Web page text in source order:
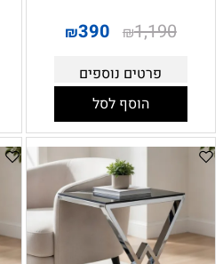
₪1,190
₪390
פרטים נוספים
הוסף לסל